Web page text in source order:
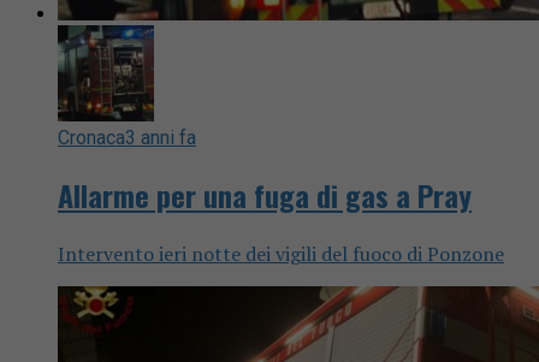
Cronaca3 anni fa
Allarme per una fuga di gas a Pray
Intervento ieri notte dei vigili del fuoco di Ponzone